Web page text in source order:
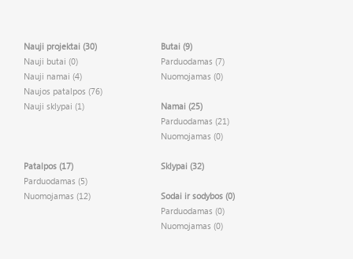
Nauji projektai (30)
Nauji butai (0)
Nauji namai (4)
Naujos patalpos (76)
Nauji sklypai (1)
Butai (9)
Parduodamas (7)
Nuomojamas (0)
Namai (25)
Parduodamas (21)
Nuomojamas (0)
Patalpos (17)
Parduodamas (5)
Nuomojamas (12)
Sklypai (32)
Sodai ir sodybos (0)
Parduodamas (0)
Nuomojamas (0)